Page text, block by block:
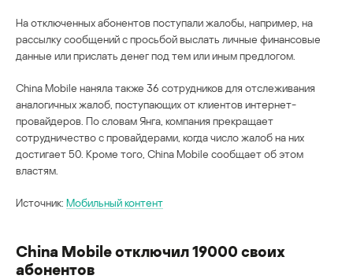
На отключенных абонентов поступали жалобы, например, на
рассылку сообщений с просьбой выслать личные финансовые
данные или прислать денег под тем или иным предлогом.
China Mobile наняла также 36 сотрудников для отслеживания
аналогичных жалоб, поступающих от клиентов интернет-
провайдеров. По словам Янга, компания прекращает
сотрудничество с провайдерами, когда число жалоб на них
достигает 50. Кроме того, China Mobile сообщает об этом
властям.
Источник: Мобильный контент
China Mobile отключил 19000 своих
абонентов